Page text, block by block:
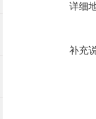
详细
补充